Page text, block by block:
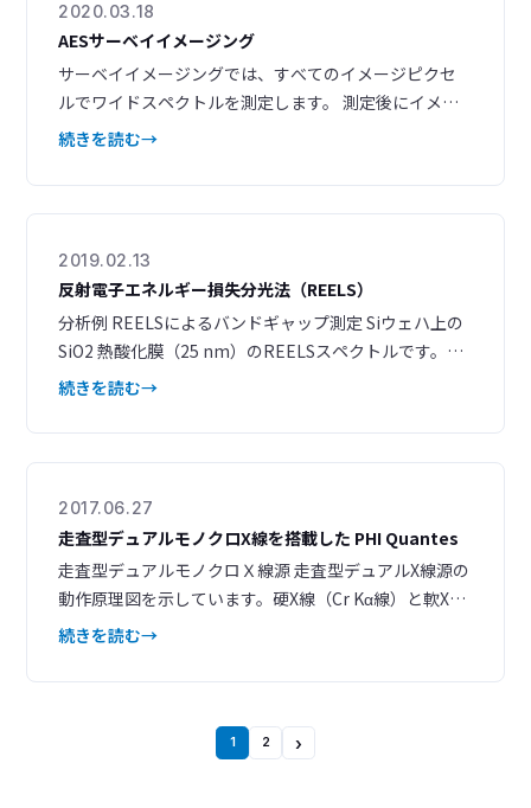
2020.03.18
AESサーベイイメージング
サーベイイメージングでは、すべてのイメージピクセ
ルでワイドスペクトルを測定します。 測定後にイメー
ジコントラストが異なる領域から、ワイドスペクトル
域から抽出されたワイドスペクトルを基準として、LLS
処理によるサーベイイメージの再構築ができる ワイド
に再構築ができ
続きを読む
2019.02.13
反射電子エネルギー損失分光法（REELS）
分析例 REELSによるバンドギャップ測定 Siウェハ上の
SiO2 熱酸化膜（25 nm）のREELSスペクトルです。入
射電子より 8.8 eV低いエネルギーからピークが立ち上が
できます。 図1. SiO2 の REELSスペクトル（入射電子：
1.5 keV） REELSによる有機フィルム中の水素含有量
続きを読む
2017.06.27
走査型デュアルモノクロX線を搭載した PHI Quantes
走査型デュアルモノクロＸ線源 走査型デュアルX線源の
動作原理図を示しています。硬X線（Cr Kα線）と軟X線
（Al Kα線）は、ソフトウェア上で短時間のうちに切り
ンソール PHI Quantes は、分光器や試料搬送系、各種
電源もひとつのコンソールにま
続きを読む
1 2 ›